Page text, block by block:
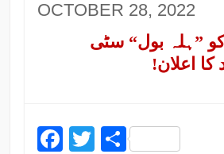
OCTOBER 28, 2022
نومبر کو ”ہلہ بول“ سٹی
کا اعلان!
Facebook
Twitter
Share